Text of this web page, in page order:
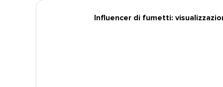
Influencer di fumetti: